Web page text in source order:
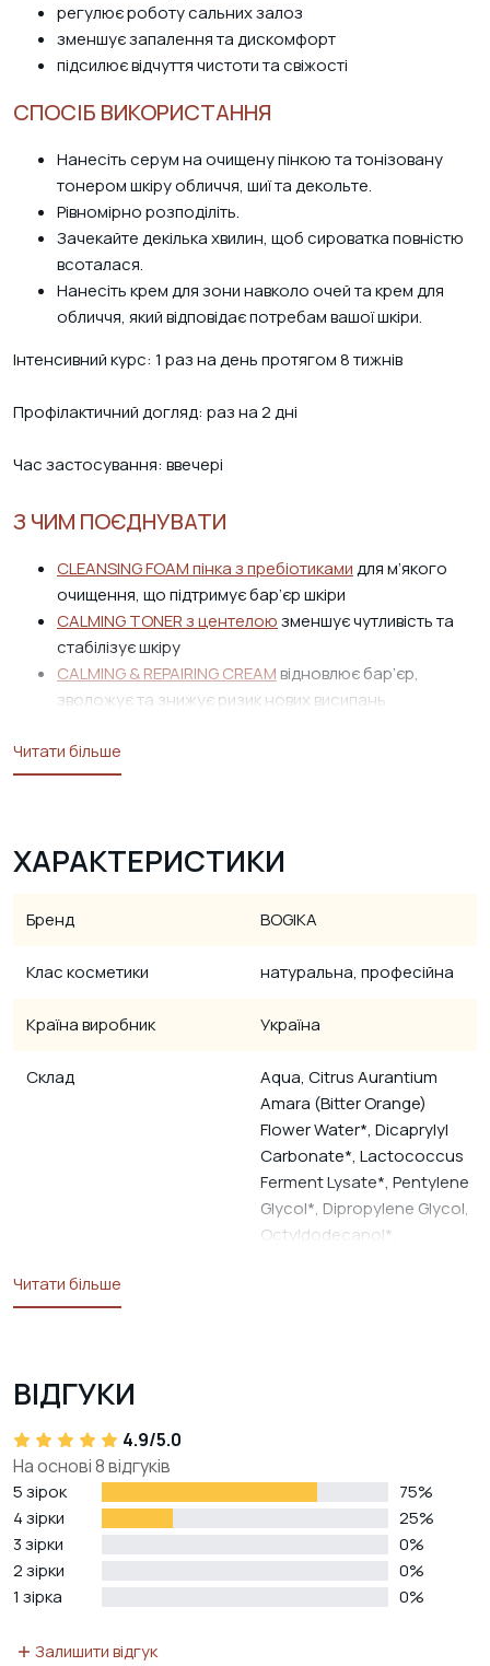
регулює роботу сальних залоз
зменшує запалення та дискомфорт
підсилює відчуття чистоти та свіжості
СПОСІБ ВИКОРИСТАННЯ
Нанесіть серум на очищену пінкою та тонізовану
тонером шкіру обличчя, шиї та декольте.
Рівномірно розподіліть.
Зачекайте декілька хвилин, щоб сироватка повністю
всоталася.
Нанесіть крем для зони навколо очей та крем для
обличчя, який відповідає потребам вашої шкіри.
Інтенсивний курс: 1 раз на день протягом 8 тижнів
Профілактичний догляд: раз на 2 дні
Час застосування: ввечері
З ЧИМ ПОЄДНУВАТИ
CLEANSING FOAM пінка з пребіотикамидля м’якого
очищення, що підтримує бар’єр шкіри
CALMING TONER з центелоюзменшує чутливість та
стабілізує шкіру
CALMING & REPAIRING CREAMвідновлює бар’єр,
зволожує та знижує ризик нових висипань
Читати більше
ХАРАКТЕРИСТИКИ
Бренд BOGIKA
Клас косметики натуральна, професійна
Країна виробник Україна
Склад
Aqua, Citrus Aurantium
Amara (Bitter Orange)
Flower Water*, Dicaprylyl
Carbonate*, Lactococcus
Ferment Lysate*, Pentylene
Glycol*, Dipropylene Glycol,
Octyldodecanol*,
Acryloyldimethyltaurate/VP
Ethylhexylglycerin,
Caprylhydroxamic Acid,
Caprylyl Glycol* * продукти
Читати більше
ВІДГУКИ
4.9/5.0
На основі 8 відгуків
5 зірок
75%
4 зірки
25%
3 зірки
0%
2 зірки
0%
1 зірка
0%
Залишити відгук